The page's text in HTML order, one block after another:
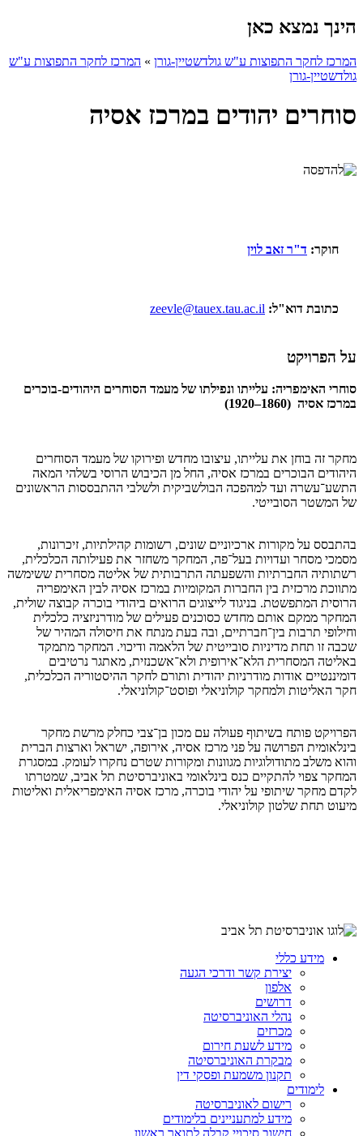
הינך נמצא כאן
המרכז לחקר התפוצות ע"ש גולדשטיין-גורן » המרכז לחקר התפוצות ע"ש
גולדשטיין-גורן
סוחרים יהודים במרכז אסיה
חוקר: ד"ר זאב לוין
כתובת דוא"ל: zeevle@tauex.tau.ac.il
על הפרויקט
סוחרי האימפריה: עלייתו ונפילתו של מעמד הסוחרים היהודים-בוכרים
במרכז אסיה (1860–1920)
מחקר זה בוחן את עלייתו, עיצובו מחדש ופירוקו של מעמד הסוחרים
היהודים הבוכרים במרכז אסיה, החל מן הכיבוש הרוסי בשלהי המאה
התשע־עשרה ועד למהפכה הבולשביקית ולשלבי ההתבססות הראשונים
של המשטר הסובייטי.
בהתבסס על מקורות ארכיוניים שונים, רשומות קהילתיות, זיכרונות,
מסמכי מסחר ועדויות בעל־פה, המחקר משחזר את פעילותה הכלכלית,
רשתותיה החברתיות והשפעתה התרבותית של אליטה מסחרית ששימשה
מתווכת מרכזית בין החברות המקומיות במרכז אסיה לבין האימפריה
הרוסית המתפשטת. בניגוד לייצוגים הרואים ביהודי בוכרה קבוצה שולית,
המחקר ממקם אותם מחדש כסוכנים פעילים של מודרניזציה כלכלית
וחילופי תרבות בין־חברתיים, ובה בעת מנתח את חיסולה המהיר של
שכבה זו תחת מדיניות סובייטית של הלאמה ודיכוי. המחקר מתמקד
באליטה המסחרית הלא־אירופית ולא־אשכנזית, מאתגר נרטיבים
דומיננטיים אודות מודרניות יהודית ותורם לחקר ההיסטוריה הכלכלית,
חקר האליטות ולמחקר קולוניאלי ופוסט־קולוניאלי.
הפרויקט פותח בשיתוף פעולה עם מכון בן־צבי כחלק מרשת מחקר
בינלאומית הפרושה על פני מרכז אסיה, אירופה, ישראל וארצות הברית
והוא משלב מתודולוגיות מגוונות ומקורות שטרם נחקרו לעומק. במסגרת
המחקר צפוי להתקיים כנס בינלאומי באוניברסיטת תל אביב, שמטרתו
לקדם מחקר שיתופי על יהודי בוכרה, מרכז אסיה האימפריאלית ואליטות
מיעוט תחת שלטון קולוניאלי.
מידע כללי
יצירת קשר ודרכי הגעה
אלפון
דרושים
נהלי האוניברסיטה
מכרזים
מידע לשעת חירום
מבקרת האוניברסיטה
תקנון משמעת ופסקי דין
לימודים
רישום לאוניברסיטה
מידע למתעניינים בלימודים
חישוב סיכויי קבלה לתואר ראשון